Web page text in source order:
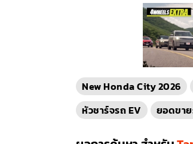
New Honda City 2026
หัวชาร์จรถ EV
ยอดขา